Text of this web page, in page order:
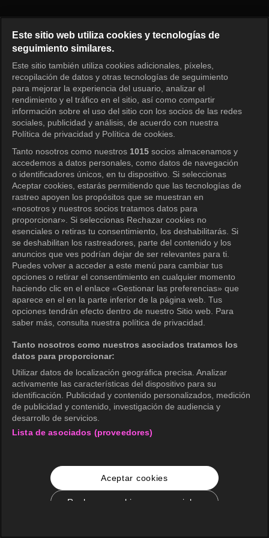
Iniciar sesión
Este sitio web utiliza cookies y tecnologías de
seguimiento similares.
Este sitio también utiliza cookies adicionales, píxeles,
recopilación de datos y otras tecnologías de seguimiento
para mejorar la experiencia del usuario, analizar el
rendimiento y el tráfico en el sitio, así como compartir
información sobre el uso del sitio con los socios de las redes
sociales, publicidad y análisis, de acuerdo con nuestra
Política de privacidad y Política de cookies.
Tanto nosotros como nuestros 1015 socios almacenamos y
accedemos a datos personales, como datos de navegación
o identificadores únicos, en tu dispositivo. Si seleccionas
Aceptar cookies, estarás permitiendo que las tecnologías de
rastreo apoyen los propósitos que se muestran en
«nosotros y nuestros socios tratamos datos para
proporcionar». Si seleccionas Rechazar cookies no
esenciales o retiras tu consentimiento, los deshabilitarás. Si
se deshabilitan los rastreadores, parte del contenido y los
anuncios que ves podrían dejar de ser relevantes para ti.
Puedes volver a acceder a este menú para cambiar tus
opciones o retirar el consentimiento en cualquier momento
haciendo clic en el enlace «Gestionar las preferencias» que
aparece en el en la parte inferior de la página web. Tus
opciones tendrán efecto dentro de nuestro Sitio web. Para
saber más, consulta nuestra política de privacidad.
Tanto nosotros como nuestros asociados tratamos los
datos para proporcionar:
Utilizar datos de localización geográfica precisa. Analizar
activamente las características del dispositivo para su
identificación. Publicidad y contenido personalizados, medición
de publicidad y contenido, investigación de audiencia y
desarrollo de servicios.
Lista de asociados (proveedores)
Aceptar cookies
Rechazar cookies no esenciales